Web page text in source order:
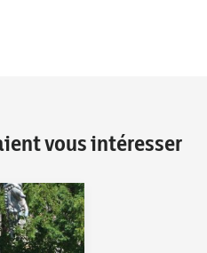
vous intéresser